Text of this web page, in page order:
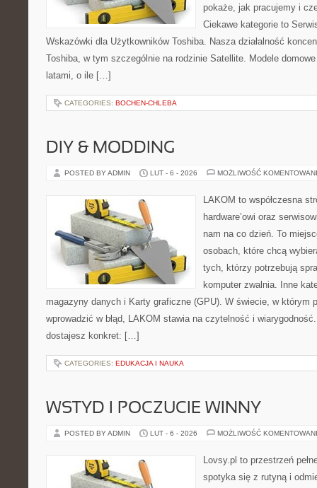
pokaże, jak pracujemy i
Ciekawe kategorie to
Wskazówki dla Użytkowników Toshiba. Nasza działalność
Toshiba, w tym szczególnie na rodzinie Satellite. Modele
latami, o ile […]
CATEGORIES: BOCHEN-CHLEBA
DIY & MODDING
POSTED BY ADMIN LUT - 6 - 2026 MOŻLIWOŚĆ
LAKOM to współczesna
hardware’owi oraz
nam na co dzień. To
osobach, które chcą
tych, którzy potrzebują
komputer zwalnia. Inne
magazyny danych i Karty graficzne (GPU). W świecie, w którym
wprowadzić w błąd, LAKOM stawia na czytelność i
dostajesz konkret: […]
CATEGORIES: EDUKACJA I NAUKA
WSTYD I POCZUCIE WINNY
POSTED BY ADMIN LUT - 6 - 2026 MOŻLIWOŚĆ
Lovsy.pl to przestrzeń
spotyka się z rutyną i